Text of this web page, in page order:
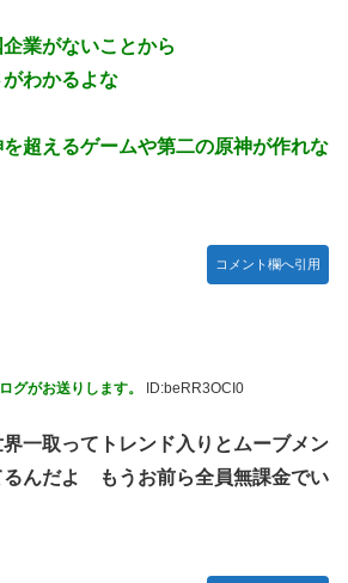
業がないことから
わかるよな
超えるゲームや第二の原神が作れな
コメント欄へ引用
グがお送りします。 ID:beRR3OCI0
一取ってトレンド入りとムーブメン
るんだよ もうお前ら全員無課金でい